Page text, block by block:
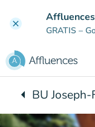
clear Affluences
GRATIS –
arrow_leftVuelta:
BU